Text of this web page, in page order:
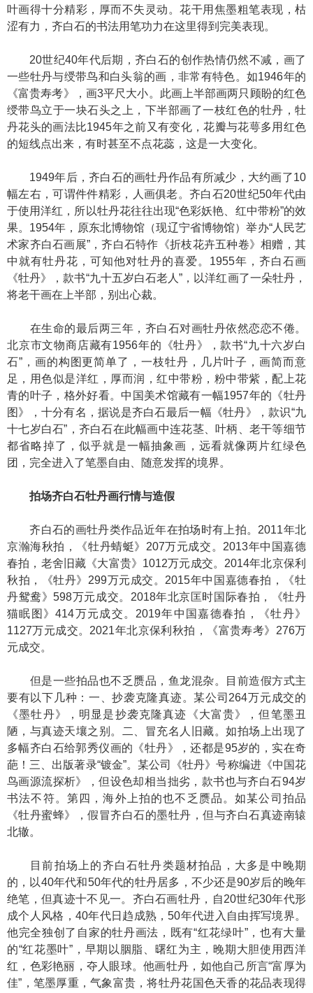
叶画得十分精彩，厚而不失灵动。花干用焦墨粗笔表现，枯
涩有力，齐白石的书法用笔功力在这里得到完美表现。
20世纪40年代后期，齐白石的创作热情仍然不减，画了
一些牡丹与绶带鸟和白头翁的画，非常有特色。如1946年的
《富贵寿考》，画3平尺大小。此画上半部画两只顾盼的红色
绶带鸟立于一块石头之上，下半部画了一枝红色的牡丹，牡
丹花头的画法比1945年之前又有变化，花瓣与花萼多用红色
的短线点出来，有时甚至不点花蕊，这是一大变化。
1949年后，齐白石的画牡丹作品有所减少，大约画了10
幅左右，可谓件件精彩，人画俱老。齐白石20世纪50年代由
于使用洋红，所以牡丹花往往出现“色彩妖艳、红中带粉”的效
果。1954年，原东北博物馆（现辽宁省博物馆）举办“人民艺
术家齐白石画展”，齐白石特作《折枝花卉五种卷》相赠，其
中就有牡丹花，可知他对牡丹的喜爱。1955年，齐白石画
《牡丹》，款书“九十五岁白石老人”，以洋红画了一朵牡丹，
将老干画在上半部，别出心裁。
在生命的最后两三年，齐白石对画牡丹依然恋恋不倦。
北京市文物商店藏有1956年的《牡丹》，款书“九十六岁白
石”，画的构图更简单了，一枝牡丹，几片叶子，画简而意
足，用色似是洋红，厚而润，红中带粉，粉中带紫，配上花
青的叶子，格外好看。中国美术馆藏有一幅1957年的《牡丹
图》，十分有名，据说是齐白石最后一幅《牡丹》，款识“九
十七岁白石”，齐白石在此幅画中连花茎、叶柄、老干等细节
都省略掉了，似乎就是一幅抽象画，远看就像两片红绿色
团，完全进入了笔墨自由、随意发挥的境界。
拍场齐白石牡丹画行情与造假
齐白石的画牡丹类作品近年在拍场时有上拍。2011年北
京瀚海秋拍，《牡丹蜻蜓》207万元成交。2013年中国嘉德
春拍，老舍旧藏《大富贵》1012万元成交。2014年北京保利
秋拍，《牡丹》299万元成交。2015年中国嘉德春拍，《牡
丹鸳鸯》598万元成交。2018年北京匡时国际春拍，《牡丹
猫眠图》414万元成交。2019年中国嘉德春拍，《牡丹》
1127万元成交。2021年北京保利秋拍，《富贵寿考》276万
元成交。
但是一些拍品也不乏赝品，鱼龙混杂。目前造假方式主
要有以下几种：一、抄袭克隆真迹。某公司264万元成交的
《墨牡丹》，明显是抄袭克隆真迹《大富贵》，但笔墨丑
陋，与真迹天壤之别。二、冒充名人旧藏。如拍场上出现了
多幅齐白石给郭秀仪画的《牡丹》，还都是95岁的，实在奇
葩！三、出版著录“镀金”。某公司《牡丹》号称编进《中国花
鸟画源流探析》，但设色却相当拙劣，款书也与齐白石94岁
书法不符。第四，海外上拍的也不乏赝品。如某公司拍品
《牡丹蜜蜂》，假冒齐白石的墨牡丹，但与齐白石真迹南辕
北辙。
目前拍场上的齐白石牡丹类题材拍品，大多是中晚期
的，以40年代和50年代的牡丹居多，不少还是90岁后的晚年
绝笔，但真迹十不见一。齐白石画牡丹，自20世纪30年代形
成个人风格，40年代日趋成熟，50年代进入自由挥写境界。
他完全独创了自家的牡丹画法，既有“红花绿叶”，也有大量
的“红花墨叶”，早期以胭脂、曙红为主，晚期大胆使用西洋
红，色彩艳丽，夺人眼球。他画牡丹，如他自己所言“富厚为
佳”，笔墨厚重，气象富贵，将牡丹花国色天香的花品表现得